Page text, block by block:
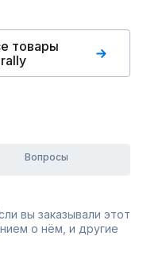
товары
Вопросы
вы заказывали этот
о нём, и другие